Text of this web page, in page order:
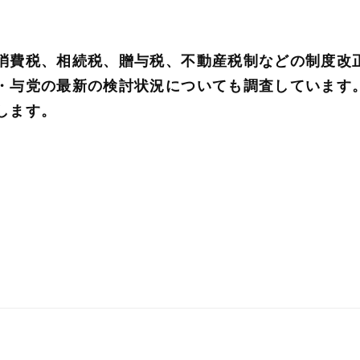
税、相続税、贈与税、不動産税制などの制度改
与党の最新の検討状況についても調査していま
す。